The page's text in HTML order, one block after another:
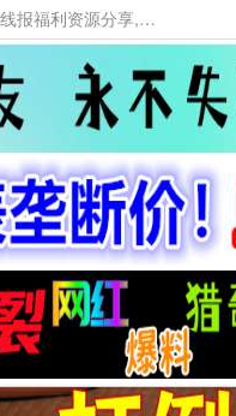
本网站提供资源工具下载，大老表资源工具，大表哥资源网软件工具，大老表资源下载，活动线报福利资源分享,活动线报，大型网游经典游戏，网络热门技术游戏辅助交流与分享。